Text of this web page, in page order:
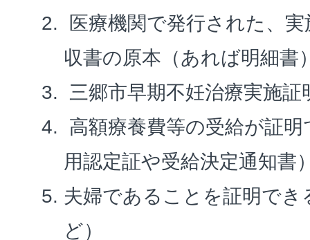
医療機関で発行された、
収書の原本（あれば明細書
三郷市早期不妊治療実施証
高額療養費等の受給が証
用認定証や受給決定通知書
夫婦であることを証明でき
ど）